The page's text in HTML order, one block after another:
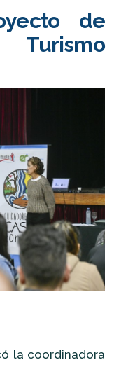
de
la coordinadora